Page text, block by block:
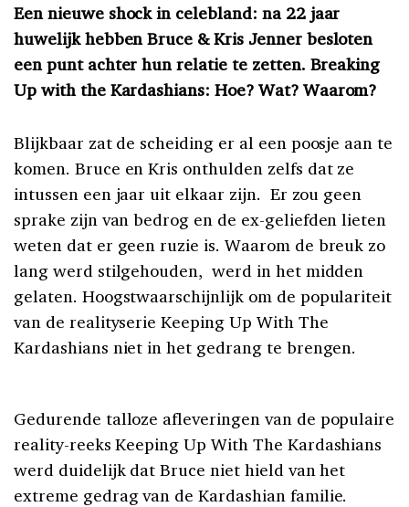
Een nieuwe shock in celebland: na 22 jaar
huwelijk hebben Bruce & Kris Jenner besloten
een punt achter hun relatie te zetten. Breaking
Up with the Kardashians: Hoe? Wat? Waarom?
Blijkbaar zat de scheiding er al een poosje aan te
komen. Bruce en Kris onthulden zelfs dat ze
intussen een jaar uit elkaar zijn. Er zou geen
sprake zijn van bedrog en de ex-geliefden lieten
weten dat er geen ruzie is. Waarom de breuk zo
lang werd stilgehouden, werd in het midden
gelaten. Hoogstwaarschijnlijk om de populariteit
van de realityserie Keeping Up With The
Kardashians niet in het gedrang te brengen.
Gedurende talloze afleveringen van de populaire
reality-reeks Keeping Up With The Kardashians
werd duidelijk dat Bruce niet hield van het
extreme gedrag van de Kardashian familie.